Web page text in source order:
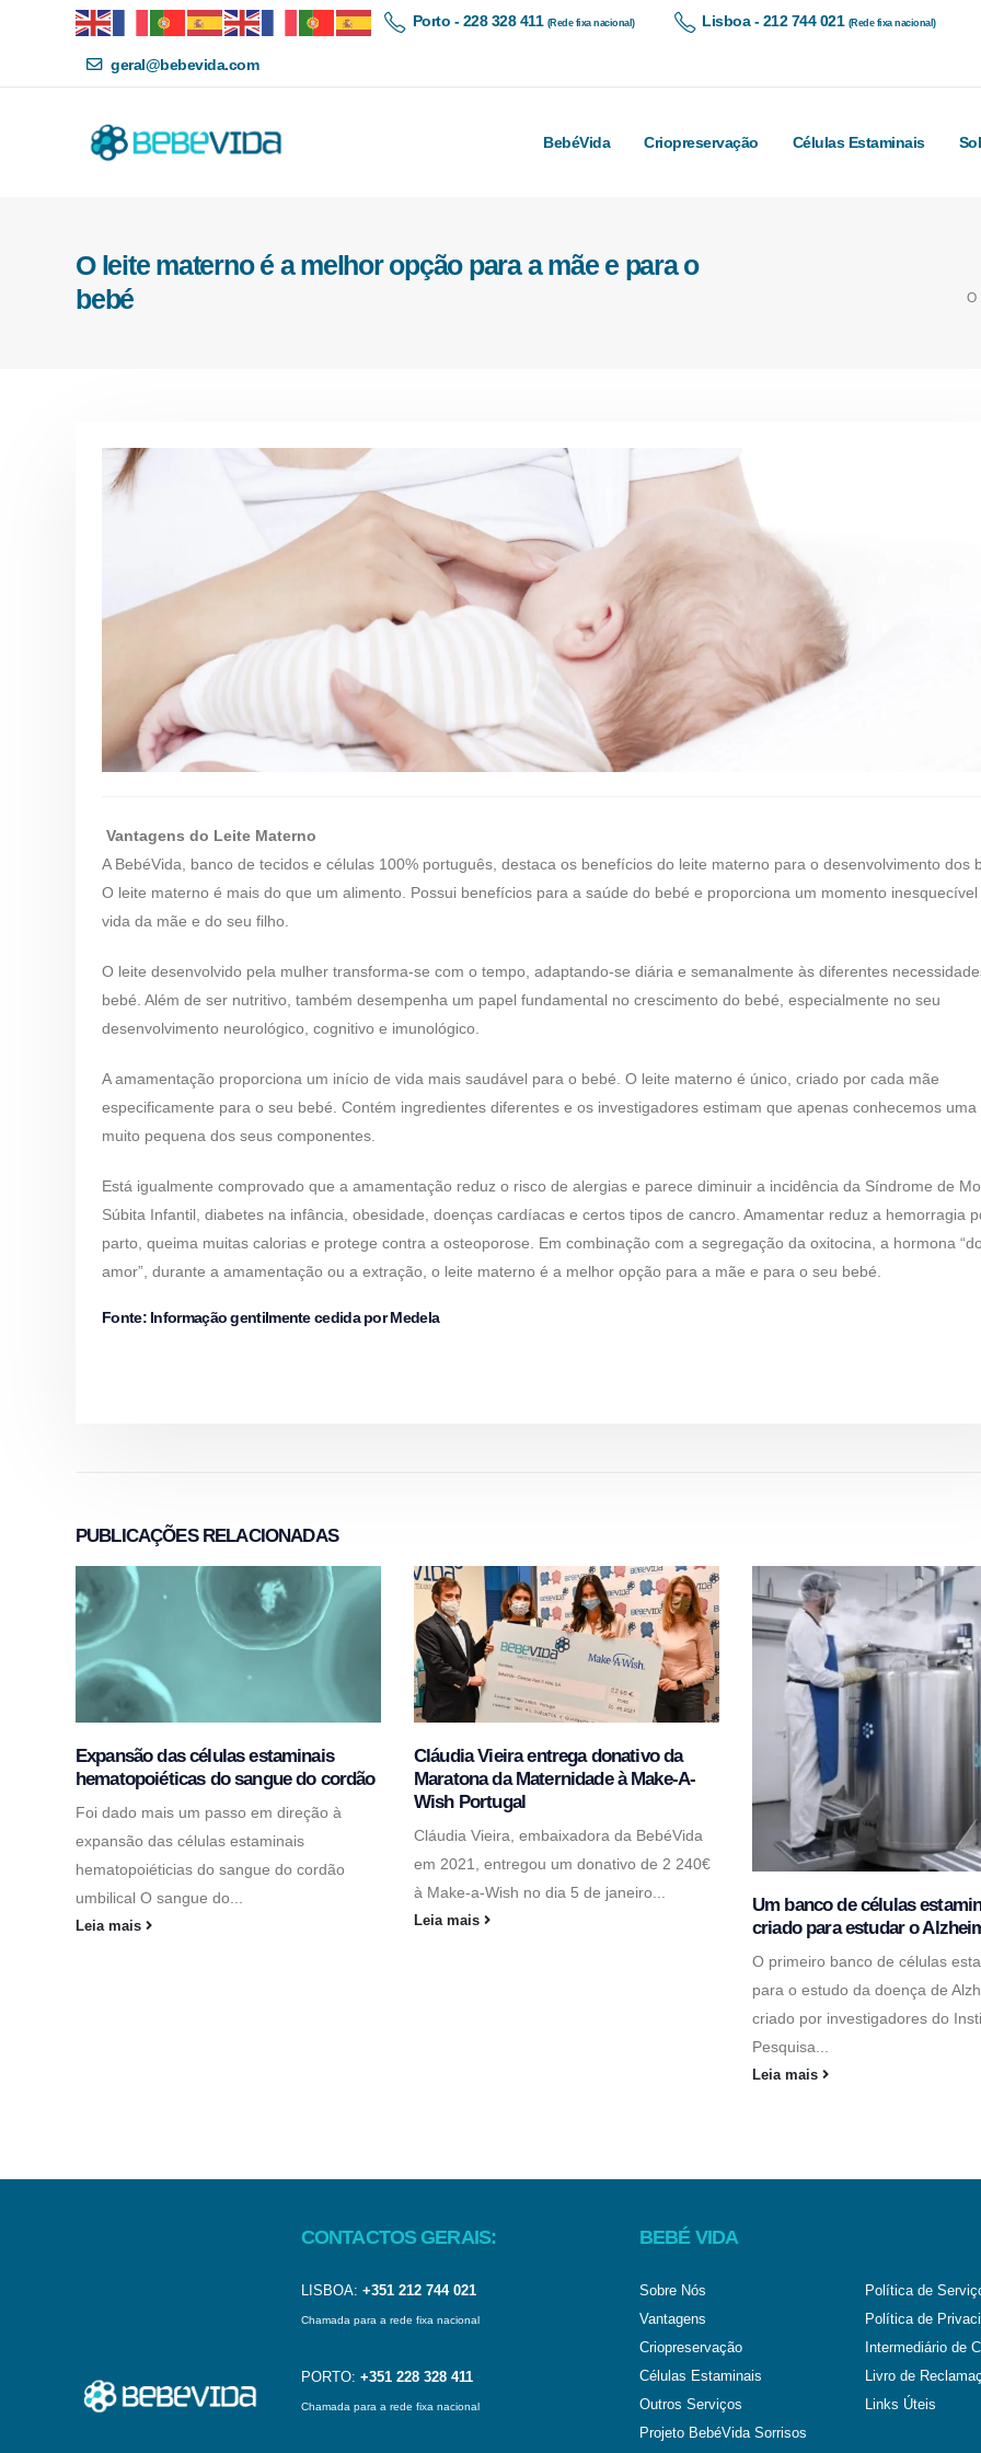
Porto - 228 328 411 (Rede fixa nacional) Lisboa - 212 744 021 (Rede fixa nacional)
geral@bebevida.com
BebéVida Criopreservação Células Estaminais
O leite materno é a melhor opção para a mãe e para o
bebé
O
Vantagens do Leite Materno
A BebéVida, banco de tecidos e células 100% português, destaca os benefícios do leite materno para o desenvolvimento dos
O leite materno é mais do que um alimento. Possui benefícios para a saúde do bebé e proporciona um momento inesquecível
vida da mãe e do seu filho.
O leite desenvolvido pela mulher transforma-se com o tempo, adaptando-se diária e semanalmente às diferentes
bebé. Além de ser nutritivo, também desempenha um papel fundamental no crescimento do bebé, especialmente no seu
desenvolvimento neurológico, cognitivo e imunológico.
A amamentação proporciona um início de vida mais saudável para o bebé. O leite materno é único, criado por cada mãe
especificamente para o seu bebé. Contém ingredientes diferentes e os investigadores estimam que apenas conhecemos uma
muito pequena dos seus componentes.
Está igualmente comprovado que a amamentação reduz o risco de alergias e parece diminuir a incidência da Síndrome de
Súbita Infantil, diabetes na infância, obesidade, doenças cardíacas e certos tipos de cancro. Amamentar reduz a hemorragia
parto, queima muitas calorias e protege contra a osteoporose. Em combinação com a segregação da oxitocina, a hormona “do
amor”, durante a amamentação ou a extração, o leite materno é a melhor opção para a mãe e para o seu bebé.
Fonte: Informação gentilmente cedida por Medela
PUBLICAÇÕESRELACIONADAS
Expansão das células estaminais
hematopoiéticas do sangue do cordão
Foi dado mais um passo em direção à
expansão das células estaminais
hematopoiéticias do sangue do cordão
umbilical O sangue do...
Leia mais
Cláudia Vieira entrega donativo da
Maratona da Maternidade à Make-A-
Wish Portugal
Cláudia Vieira, embaixadora da BebéVida
em 2021, entregou um donativo de 2 240€
à Make-a-Wish no dia 5 de janeiro...
Leia mais
Um banco de células
criado para estudar o
O primeiro banco de células
para o estudo da doença de
criado por investigadores do
Pesquisa...
Leia mais
CONTACTOS GERAIS:
LISBOA: +351 212 744 021
Chamada para a rede fixa nacional
PORTO: +351 228 328 411
Chamada para a rede fixa nacional
BEBÉ VIDA
Sobre Nós
Vantagens
Criopreservação
Células Estaminais
Outros Serviços
Projeto BebéVida Sorrisos
Política de
Política de
Intermediário de
Livro de
Links Úteis